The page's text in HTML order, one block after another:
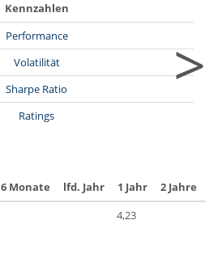
Kennzahlen
Performance
Volatilität
Sharpe Ratio
Ratings
>
6 Monate lfd. Jahr 1 Jahr 2 Jahre
4,23